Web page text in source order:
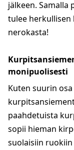
jälkeen. Samalla
tulee herkullisen
nerokasta!
monipuolisesti
Kuten suurin osa
paahdetuista
sopii hieman
suolaisiin